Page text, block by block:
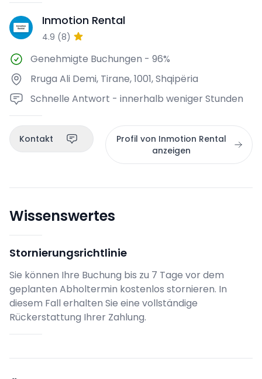
IR Inmotion Rental
4.9 (8)
Genehmigte Buchungen - 96%
Rruga Ali Demi, Tirane, 1001, Shqipëria
Schnelle Antwort - innerhalb weniger Stunden
Kontakt
Profil von Inmotion Rental
anzeigen
Wissenswertes
Stornierungsrichtlinie
Sie können Ihre Buchung bis zu 7 Tage vor dem
geplanten Abholtermin kostenlos stornieren. In
diesem Fall erhalten Sie eine vollständige
Rückerstattung Ihrer Zahlung.